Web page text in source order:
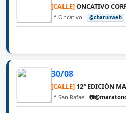
[CALLE]ONCATIVO
📍 Oncativo @cbarunweb
30/08
[CALLE] 12° EDICIÓN
📍 San Rafael